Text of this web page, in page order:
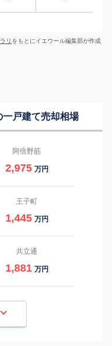
リ をもとにイエウール編集部が作成
戸建て売却相場
阿倍野筋
2,975 万円
王子町
1,445 万円
共立通
1,881 万円